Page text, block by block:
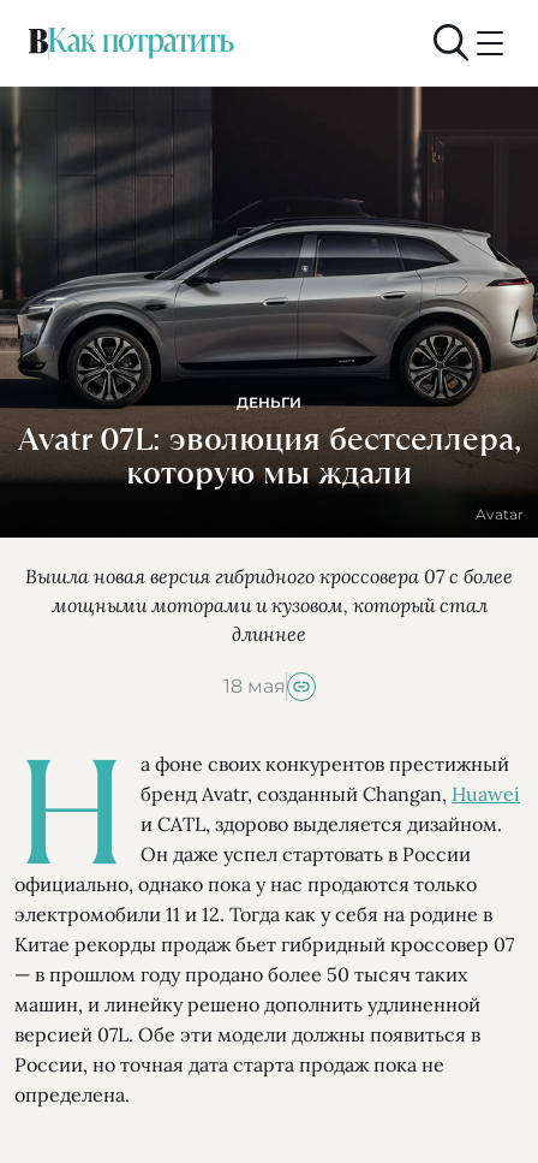
ДЕНЬГИ
Avatr 07L: эволюция бестселлера,
которую мы ждали
Avatar
Вышла новая версия гибридного кроссовера 07 с более
мощными моторами и кузовом, который стал
длиннее
18 мая
Н
а фоне своих конкурентов престижный
бренд Avatr, созданный Changan, Huawei
и CATL, здорово выделяется дизайном.
Он даже успел стартовать в России
официально, однако пока у нас продаются только
электромобили 11 и 12. Тогда как у себя на родине в
Китае рекорды продаж бьет гибридный кроссовер 07
— в прошлом году продано более 50 тысяч таких
машин, и линейку решено дополнить удлиненной
версией 07L. Обе эти модели должны появиться в
России, но точная дата старта продаж пока не
определена.